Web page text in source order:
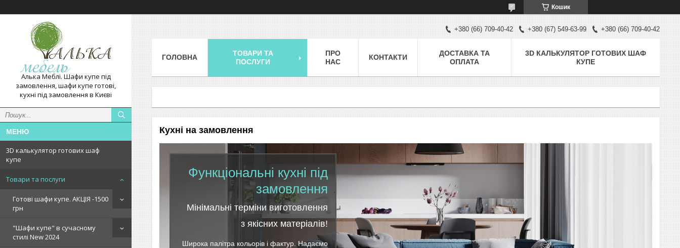
Кошик
Алька Меблі. Шафи купе під
замовлення, шафи купе готові,
кухні під замовлення в Києві
3D калькулятор готових шаф
купе
Товари та послуги
Готові шафи купе. АКЦІЯ -1500
грн
"Шафи купе" в сучасному
стилі New 2024
+380 (66) 709-40-42 +380 (67) 549-63-99 +380 (66) 709-40-42
ГОЛОВНА
ТОВАРИ ТА
ПОСЛУГИ
ПРО
НАС
КОНТАКТИ
ДОСТАВКА ТА
ОПЛАТА
3D КАЛЬКУЛЯТОР ГОТОВИХ ШАФ
КУПЕ
Кухні на замовлення
Функціональні кухні під
замовлення
Мінімальні терміни виготовлення
з якісних матеріалів!
Широка палітра кольорів і фактур. Надаємо